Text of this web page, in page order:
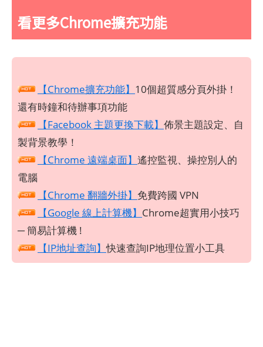
看更多Chrome擴充功能
【Chrome擴充功能】 10個超質感分頁外掛！
還有時鐘和待辦事項功能
【Facebook 主題更換下載】 佈景主題設定、自
製背景教學！
【Chrome 遠端桌面】 遙控監視、操控別人的
電腦
【Chrome 翻牆外掛】 免費跨國 VPN
【Google 線上計算機】 Chrome超實用小技巧
─ 簡易計算機 !
【IP地址查詢】快速查詢IP地理位置小工具